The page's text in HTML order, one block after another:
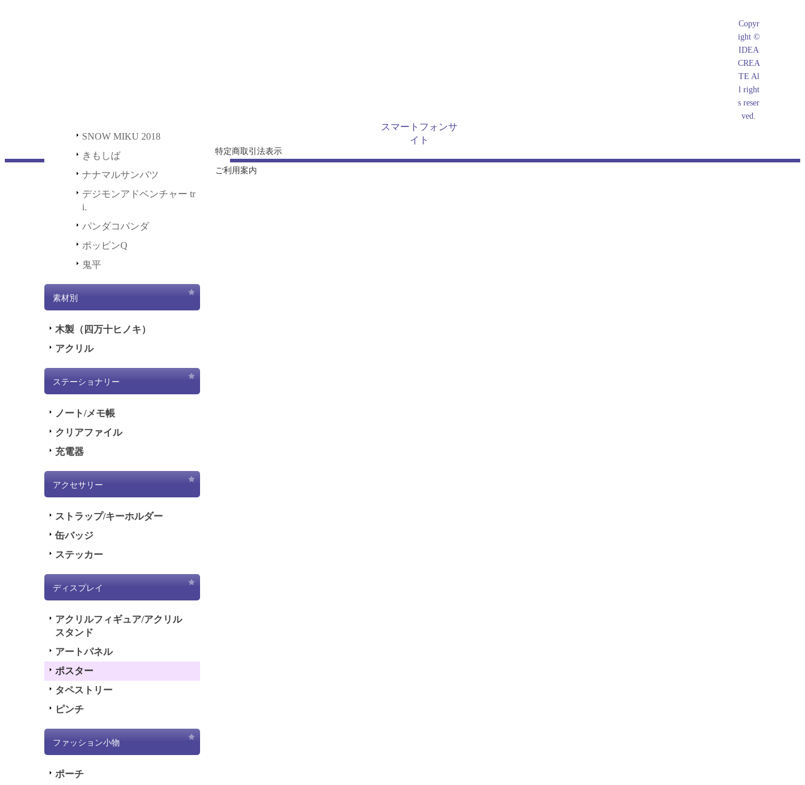
ポッピンQ
鬼平
SNOW MIKU 2018
きもしば
ナナマルサンバツ
デジモンアドベンチャー tr
i.
パンダコパンダ
ポッピンQ
鬼平
素材別
木製（四万十ヒノキ）
アクリル
ステーショナリー
ノート/メモ帳
クリアファイル
充電器
アクセサリー
ストラップ/キーホルダー
缶バッジ
ステッカー
ディスプレイ
アクリルフィギュア/アクリル
スタンド
アートパネル
ポスター
タペストリー
ピンチ
ファッション小物
ポーチ
特定商取引法表示
ご利用案内
スマートフォンサ
イト
Copyr
ight ©
IDEA
CREA
TE Al
l right
s reser
ved.